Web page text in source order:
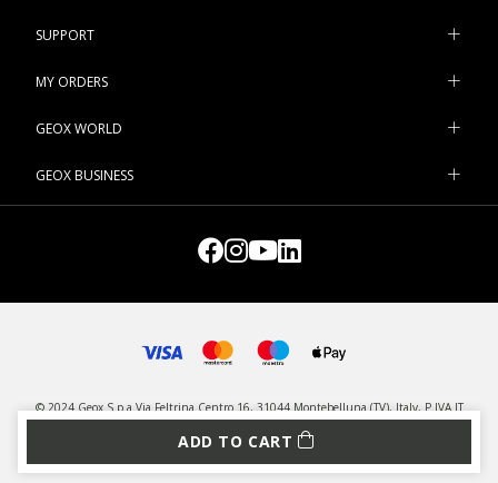
ADD TO CART
SUPPORT
MY ORDERS
GEOX WORLD
GEOX BUSINESS
© 2024 Geox S.p.a Via Feltrina Centro 16, 31044 Montebelluna (TV), Italy, P.IVA IT
03348440268 - All rights reserved